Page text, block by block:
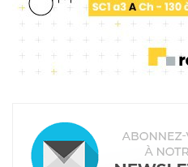
l’industriel, qui va encore
nouvelles ambitions pour
En particulier, en
de ses véhicules verts à
base de Colza) pour les
est aussi une énergie qui